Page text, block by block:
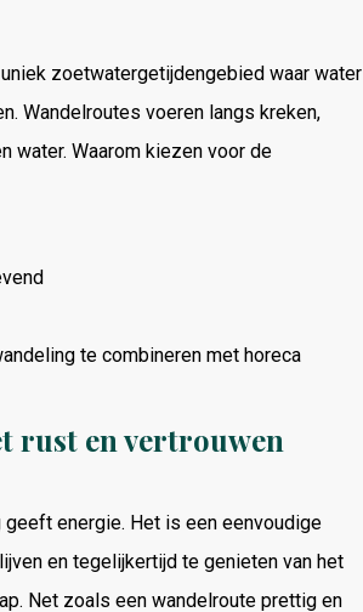
zoetwatergetijdengebied waar water
Wandelroutes voeren langs kreken,
water. Waarom kiezen voor de
te combineren met horeca
rust en vertrouwen
geeft energie. Het is een eenvoudige
en tegelijkertijd te genieten van het
Net zoals een wandelroute prettig en